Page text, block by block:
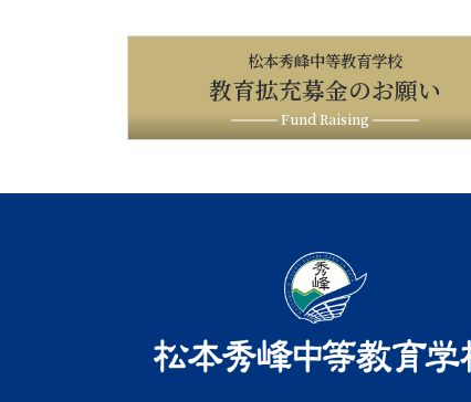
松本秀峰中等教育学校
教育拡充募金のお願い
Fund Raising